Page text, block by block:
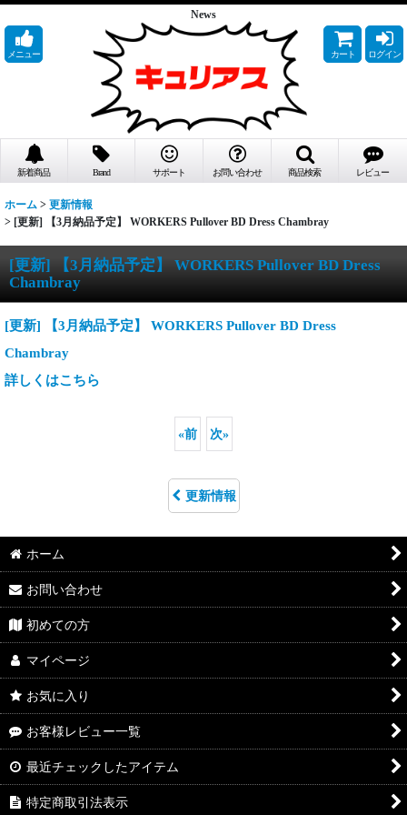
News
メニュー カート ログイン
新着商品 Brand サポート お問い合わせ 商品検索 レビュー
ホーム > 更新情報
> [更新] 【3月納品予定】 WORKERS Pullover BD Dress Chambray
[更新] 【3月納品予定】 WORKERS Pullover BD Dress
Chambray
[更新] 【3月納品予定】 WORKERS Pullover BD Dress
Chambray
詳しくはこちら
«前 次»
更新情報
ホーム
お問い合わせ
初めての方
マイページ
お気に入り
お客様レビュー一覧
最近チェックしたアイテム
特定商取引法表示